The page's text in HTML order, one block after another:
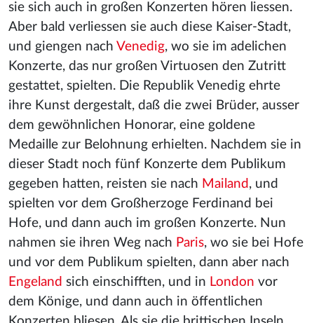
sie sich auch in großen Konzerten hören liessen.
Aber bald verliessen sie auch diese Kaiser-Stadt,
und giengen nach Venedig, wo sie im adelichen
Konzerte, das nur großen Virtuosen den Zutritt
gestattet, spielten. Die Republik Venedig ehrte
ihre Kunst dergestalt, daß die zwei Brüder, ausser
dem gewöhnlichen Honorar, eine goldene
Medaille zur Belohnung erhielten. Nachdem sie in
dieser Stadt noch fünf Konzerte dem Publikum
gegeben hatten, reisten sie nach Mailand , und
spielten vor dem Großherzoge Ferdinand bei
Hofe, und dann auch im großen Konzerte. Nun
nahmen sie ihren Weg nach Paris, wo sie bei Hofe
und vor dem Publikum spielten, dann aber nach
Engeland sich einschifften, und in London vor
dem Könige, und dann auch in öffentlichen